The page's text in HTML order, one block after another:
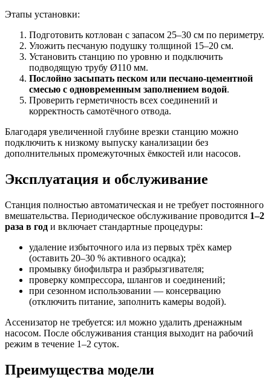
Этапы установки:
Подготовить котлован с запасом 25–30 см по периметру.
Уложить песчаную подушку толщиной 15–20 см.
Установить станцию по уровню и подключить
подводящую трубу Ø110 мм.
Послойно засыпать песком или песчано-цементной
смесью с одновременным заполнением водой.
Проверить герметичность всех соединений и
корректность самотёчного отвода.
Благодаря увеличенной глубине врезки станцию можно
подключить к низкому выпуску канализации без
дополнительных промежуточных ёмкостей или насосов.
Эксплуатация и обслуживание
Станция полностью автоматическая и не требует постоянного
вмешательства. Периодическое обслуживание проводится 1–2
раза в год и включает стандартные процедуры:
удаление избыточного ила из первых трёх камер
(оставить 20–30 % активного осадка);
промывку биофильтра и разбрызгивателя;
проверку компрессора, шлангов и соединений;
при сезонном использовании — консервацию
(отключить питание, заполнить камеры водой).
Ассенизатор не требуется: ил можно удалить дренажным
насосом. После обслуживания станция выходит на рабочий
режим в течение 1–2 суток.
Преимущества модели